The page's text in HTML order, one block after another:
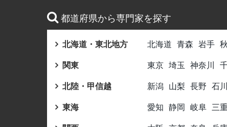
都道府県から専門家を探す
北海道・東北地方 北海道 青森 岩手
関東 東京 埼玉 神奈川
北陸・甲信越 新潟 山梨 長野 石川
東海 愛知 静岡 岐阜 三